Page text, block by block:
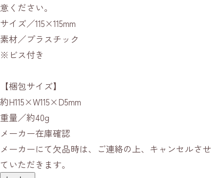
意ください。
サイズ／115×115mm
素材／プラスチック
※ビス付き
【梱包サイズ】
約H115×W115×D5mm
重量／約40g
メーカー在庫確認
メーカーにて欠品時は、ご連絡の上、キャンセルさせ
ていただきます。